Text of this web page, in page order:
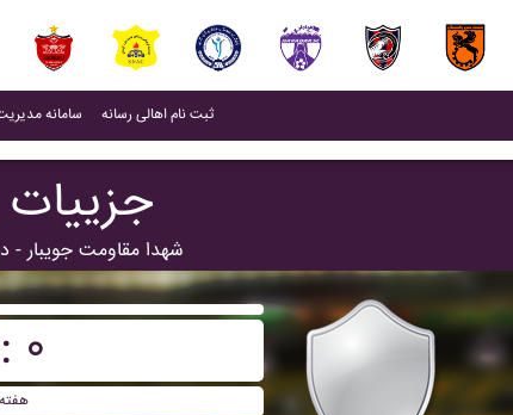
سامانه (current)
ثبت نام اهالی رسانه(current)
شهدا مقاومت جويبار -
۱
هفته